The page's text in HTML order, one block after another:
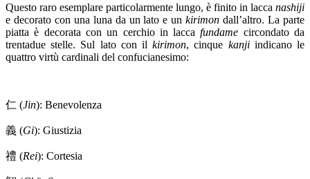
Questo raro esemplare particolarmente lungo, è finito in lacca nashiji
e decorato con una luna da un lato e unkirimon dall’altro. La parte
piatta è decorata con un cerchio in laccafundame circondato da
trentadue stelle. Sul lato con ilkirimon, cinque kanjiindicano le
quattro virtù cardinali del confucianesimo:
仁 (Jin): Benevolenza
義 (Gi): Giustizia
禮 (Rei): Cortesia